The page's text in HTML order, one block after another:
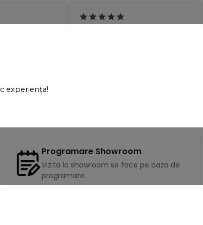
experiența!
Programare Showroom
Vizita la showroom se face pe baza de
programare